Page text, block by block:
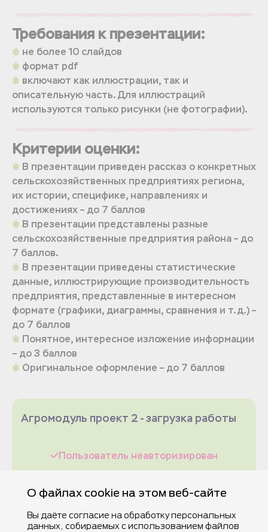
Требования к презентации:
не более 10 слайдов
формат pdf
включают как иллюстрации, так и
описательную часть. Для иллюстраций
используются только рисунки (не фотографии).
Критерии оценки:
В презентации приведен рассказ о конкретных
сельскохозяйственных предприятиях региона,
их истории, специфике, направлениях и
достижениях – до 7 баллов
В презентации представлены разные
сельскохозяйственные предприятия района – до
7 баллов.
В презентации приведены статистические
данные, иллюстрирующие производительность
предприятия, представленные в интересном
формате (графики, диаграммы, сравнения и т.д.) –
до 7 баллов
Понятное, интересное изложение информации
– до 3 баллов
Оригинальное оформление – до 7 баллов
Агромодуль проект 2 - загрузка работы
Пользователь неавторизирован
О файлах cookie на этом веб-сайте
Вы даёте согласие на обработку персональных
данных, собираемых с использованием файлов